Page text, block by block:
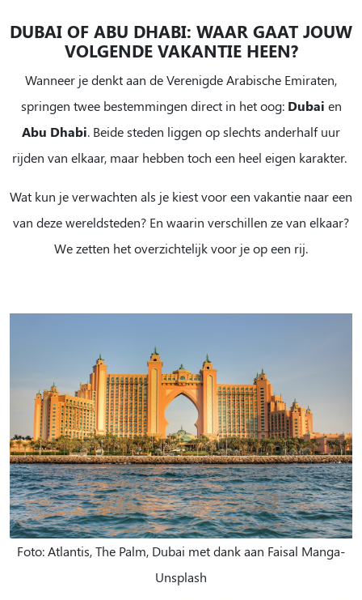
DUBAI OF ABU DHABI: WAAR GAAT JOUW
VOLGENDE VAKANTIE HEEN?
Wanneer je denkt aan de Verenigde Arabische Emiraten,
springen twee bestemmingen direct in het oog: Dubai en
Abu Dhabi. Beide steden liggen op slechts anderhalf uur
rijden van elkaar, maar hebben toch een heel eigen karakter.
Wat kun je verwachten als je kiest voor een vakantie naar een
van deze wereldsteden? En waarin verschillen ze van elkaar?
We zetten het overzichtelijk voor je op een rij.
Foto: Atlantis, The Palm, Dubai met dank aan Faisal Manga-
Unsplash